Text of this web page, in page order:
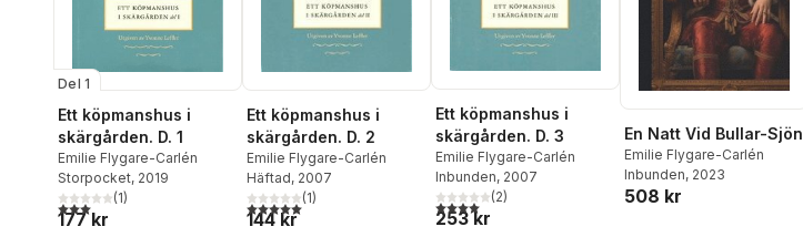
Del 1
Ett köpmanshus i
skärgården. D. 1
Emilie Flygare-Carlén
Storpocket, 2019
3,0utav 5 stjärnor. Totalt antal röster:
(1)
177 kr
Ett köpmanshus i
skärgården. D. 2
Emilie Flygare-Carlén
Häftad, 2007
5,0utav 5 stjärnor. Totalt antal röster:
(1)
144 kr
Ett köpmanshus i
skärgården. D. 3
Emilie Flygare-Carlén
Inbunden, 2007
4,0utav 5 stjärnor. Totalt antal röster:
(2)
253 kr
En Natt Vid Bullar-Sjön
Emilie Flygare-Carlén
Inbunden, 2023
508 kr